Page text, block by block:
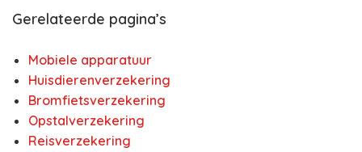
Gerelateerde pagina’s
Mobiele apparatuur
Huisdierenverzekering
Bromfietsverzekering
Opstalverzekering
Reisverzekering